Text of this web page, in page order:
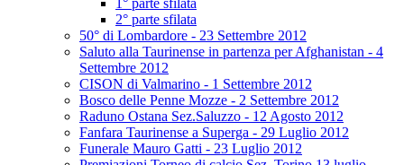
2° parte sfilata
50° di Lombardore - 23 Settembre 2012
Saluto alla Taurinense in partenza per Afghanistan - 4
Settembre 2012
CISON di Valmarino - 1 Settembre 2012
Bosco delle Penne Mozze - 2 Settembre 2012
Raduno Ostana Sez.Saluzzo - 12 Agosto 2012
Fanfara Taurinense a Superga - 29 Luglio 2012
Funerale Mauro Gatti - 23 Luglio 2012